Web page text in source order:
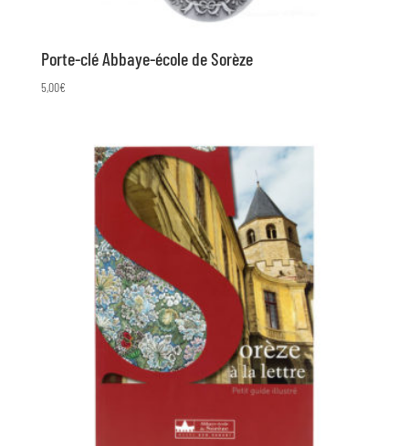
Porte-clé Abbaye-école de Sorèze
5,00€